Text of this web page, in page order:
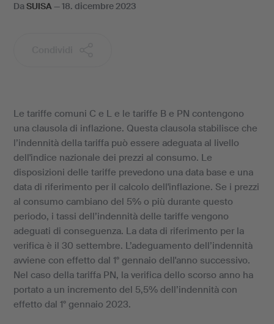
DaSUISA—18. dicembre 2023
Le tariffe comuni C e L e le tariffe B e PN contengono
una clausola di inflazione. Questa clausola stabilisce che
l’indennità della tariffa può essere adeguata al livello
dell'indice nazionale dei prezzi al consumo. Le
disposizioni delle tariffe prevedono una data base e una
data di riferimento per il calcolo dell'inflazione. Se i prezzi
al consumo cambiano del 5% o più durante questo
periodo, i tassi dell’indennità delle tariffe vengono
adeguati di conseguenza. La data di riferimento per la
verifica è il 30 settembre. L’adeguamento dell’indennità
avviene con effetto dal 1° gennaio dell'anno successivo.
Nel caso della tariffa PN, la verifica dello scorso anno ha
portato a un incremento del 5,5% dell’indennità con
effetto dal 1° gennaio 2023.